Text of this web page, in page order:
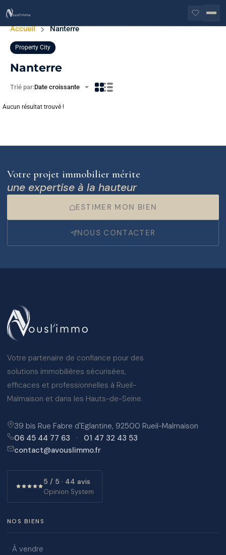
Accueil Nanterre
Property City
Nanterre
Trié par:Date croissante
Aucun résultat trouvé !
Votre projet immobilier mérite
une expertise à la hauteur
ESTIMER MON BIEN
NOUS CONTACTER
Votre partenaire de confiance pour des
solutions immobilières sécurisées,
efficaces et professionnelles à Rueil-
Malmaison et dans les Hauts-de-Seine.
39 bis Rue Fabre d'Eglantine, 92500 Rueil-Malmaison
06 45 44 77 63 · 01 47 32 43 53
contact@avouslimmo.fr
5 / 5 · 44 avis
Opinion System
NOS BIENS
À vendre